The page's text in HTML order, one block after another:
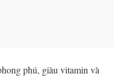
phú, giàu vitamin và